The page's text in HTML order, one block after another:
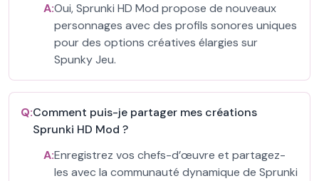
A:Oui, Sprunki HD Mod propose de nouveaux
personnages avec des profils sonores uniques
pour des options créatives élargies sur
Spunky Jeu.
Q:Comment puis-je partager mes créations
Sprunki HD Mod ?
A:Enregistrez vos chefs-d’œuvre et partagez-
les avec la communauté dynamique de Sprunki